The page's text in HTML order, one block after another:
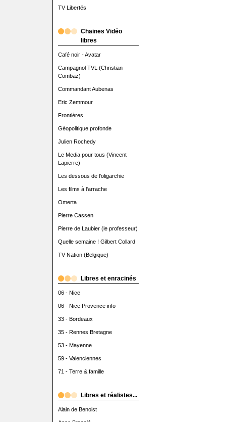
TV Libertés
Chaines Vidéo
libres
Café noir - Avatar
Campagnol TVL (Christian
Combaz)
Commandant Aubenas
Eric Zemmour
Frontières
Géopolitique profonde
Julien Rochedy
Le Media pour tous (Vincent
Lapierre)
Les dessous de l'oligarchie
Les films à l'arrache
Omerta
Pierre Cassen
Pierre de Laubier (le professeur)
Quelle semaine ! Gilbert Collard
TV Nation (Belgique)
Libres et enracinés
06 - Nice
06 - Nice Provence info
33 - Bordeaux
35 - Rennes Bretagne
53 - Mayenne
59 - Valenciennes
71 - Terre & famille
Libres et réalistes...
Alain de Benoist